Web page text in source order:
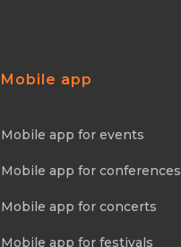
Mobile app
Mobile app for events
Mobile app for conferences
Mobile app for concerts
Mobile app for festivals